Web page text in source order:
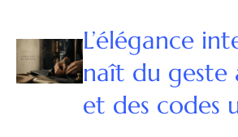
L’élégance
naît du geste
et des codes